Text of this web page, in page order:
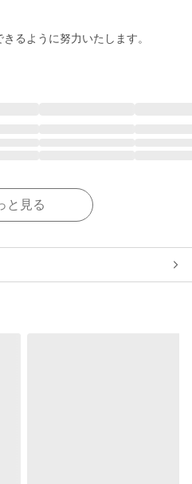
るように努力いたします。
と見る